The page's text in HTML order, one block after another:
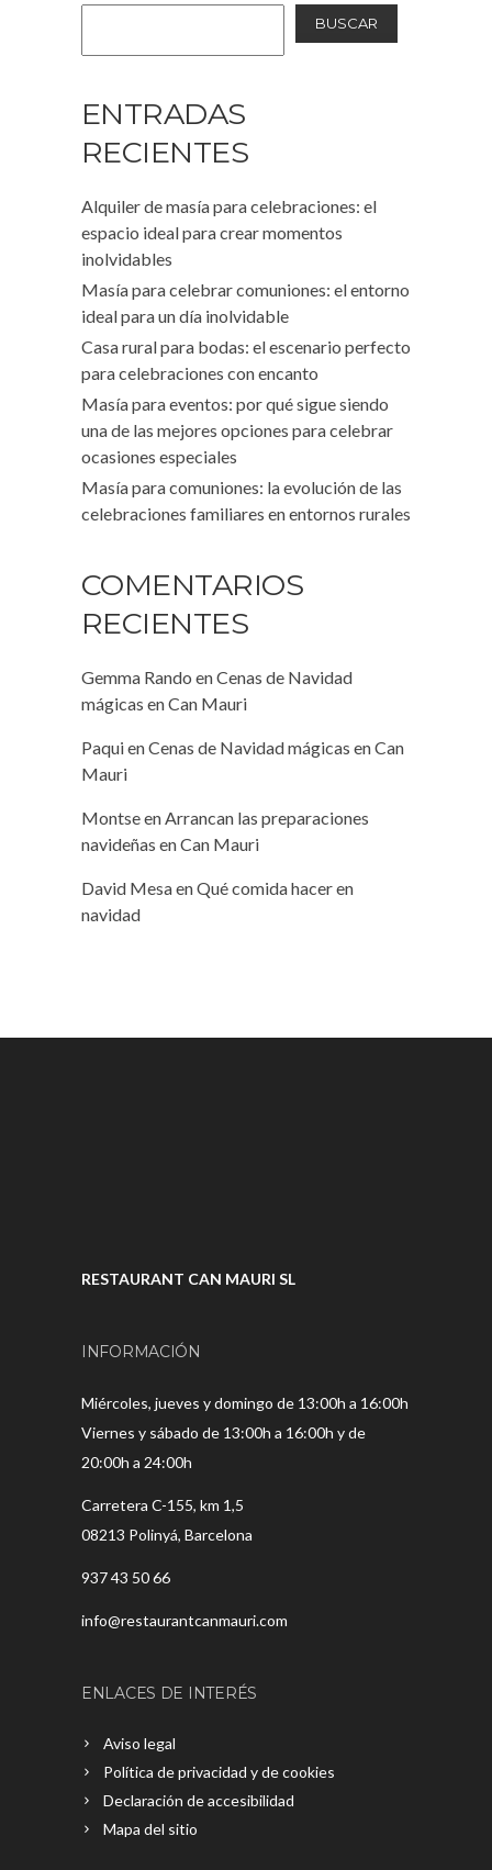
BUSCAR
ENTRADAS
RECIENTES
Alquiler de masía para celebraciones: el
espacio ideal para crear momentos
inolvidables
Masía para celebrar comuniones: el entorno
ideal para un día inolvidable
Casa rural para bodas: el escenario perfecto
para celebraciones con encanto
Masía para eventos: por qué sigue siendo
una de las mejores opciones para celebrar
ocasiones especiales
Masía para comuniones: la evolución de las
celebraciones familiares en entornos rurales
COMENTARIOS
RECIENTES
Gemma Rando enCenas de Navidad
mágicas en Can Mauri
PaquienCenas de Navidad mágicas en Can
Mauri
MontseenArrancan las preparaciones
navideñas en Can Mauri
David MesaenQué comida hacer en
navidad
RESTAURANT CAN MAURI SL
INFORMACIÓN
Miércoles, jueves y domingo de 13:00h a 16:00h
Viernes y sábado de 13:00h a 16:00h y de
20:00h a 24:00h
Carretera C-155, km 1,5
08213 Polinyá, Barcelona
937 43 50 66
info@restaurantcanmauri.com
ENLACES DE INTERÉS
Aviso legal
Política de privacidad y de cookies
Declaración de accesibilidad
Mapa del sitio